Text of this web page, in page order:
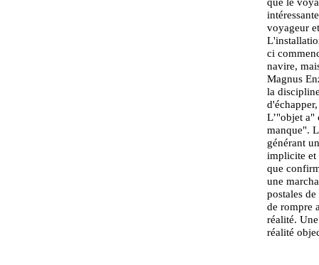
voyageur
ci
navire,
Magnus
la
L’"objet a"
manque".
générant
implicite et
que
une
postales
de rompre
réalité.
réalité